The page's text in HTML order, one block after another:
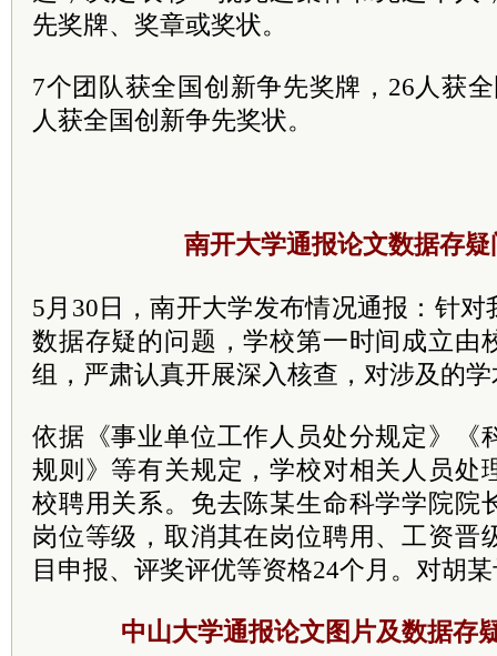
先奖牌、奖章或奖状。
7个团队获全国创新争先奖牌，26人获
人获全国创新争先奖状。
南开大学通报论文数据存
5月30日，南开大学发布情况通报：针
数据存疑的问题，学校第一时间成立由
组，严肃认真开展深入核查，对涉及的
依据《事业单位工作人员处分规定》《
规则》等有关规定，学校对相关人员处
校聘用关系。免去陈某生命科学学院院
岗位等级，取消其在岗位聘用、工资晋
目申报、评奖评优等资格24个月。对胡
中山大学通报论文图片及数据存